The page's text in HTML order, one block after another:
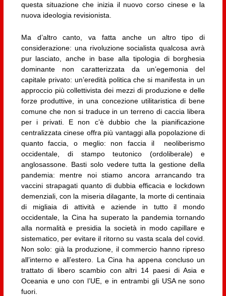
questa situazione che inizia il nuovo corso cinese e la
nuova ideologia revisionista.
Ma d’altro canto, va fatta anche un altro tipo di
considerazione: una rivoluzione socialista qualcosa avrà
pur lasciato, anche in base alla tipologia di borghesia
dominante non caratterizzata da un’egemonia del
capitale privato: un’eredità politica che si manifesta in un
approccio più collettivista dei mezzi di produzione e delle
forze produttive, in una concezione utilitaristica di bene
comune che non si traduce in un terreno di caccia libera
per i privati. E non c’è dubbio che la pianificazione
centralizzata cinese offra più vantaggi alla popolazione di
quanto faccia, o meglio: non faccia il neoliberismo
occidentale, di stampo teutonico (ordoliberale) e
anglosassone. Basti solo vedere tutta la gestione della
pandemia: mentre noi stiamo ancora arrancando tra
vaccini strapagati quanto di dubbia efficacia e lockdown
demenziali, con la miseria dilagante, la morte di centinaia
di migliaia di attività e aziende in tutto il mondo
occidentale, la Cina ha superato la pandemia tornando
alla normalità e presidia la società in modo capillare e
sistematico, per evitare il ritorno su vasta scala del covid.
Non solo: già la produzione, il commercio hanno ripreso
all’interno e all’estero. La Cina ha appena concluso un
trattato di libero scambio con altri 14 paesi di Asia e
Oceania e uno con l’UE, e in entrambi gli USA ne sono
fuori.